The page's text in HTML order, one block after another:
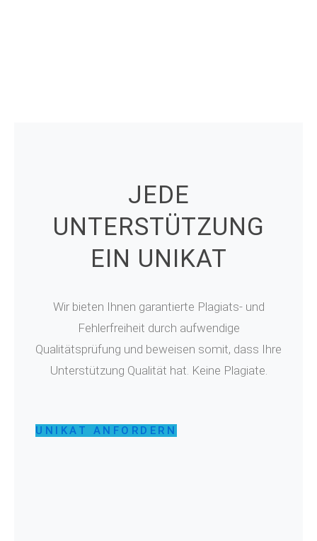
JEDE
UNTERSTÜTZUNG
EIN UNIKAT
Wir bieten Ihnen garantierte Plagiats- und
Fehlerfreiheit durch aufwendige
Qualitätsprüfung und beweisen somit, dass Ihre
Unterstützung Qualität hat. Keine Plagiate.
UNIKAT ANFORDERN